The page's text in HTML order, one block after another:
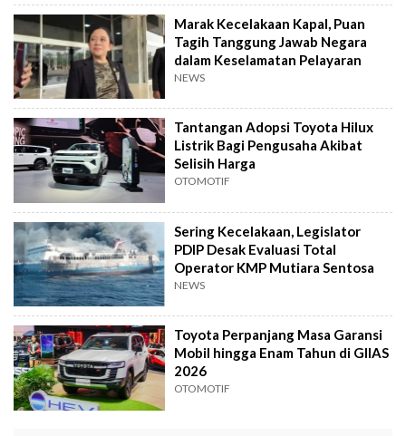
Marak Kecelakaan Kapal, Puan
Tagih Tanggung Jawab Negara
dalam Keselamatan Pelayaran
NEWS
Tantangan Adopsi Toyota Hilux
Listrik Bagi Pengusaha Akibat
Selisih Harga
OTOMOTIF
Sering Kecelakaan, Legislator
PDIP Desak Evaluasi Total
Operator KMP Mutiara Sentosa
NEWS
Toyota Perpanjang Masa Garansi
Mobil hingga Enam Tahun di GIIAS
2026
OTOMOTIF